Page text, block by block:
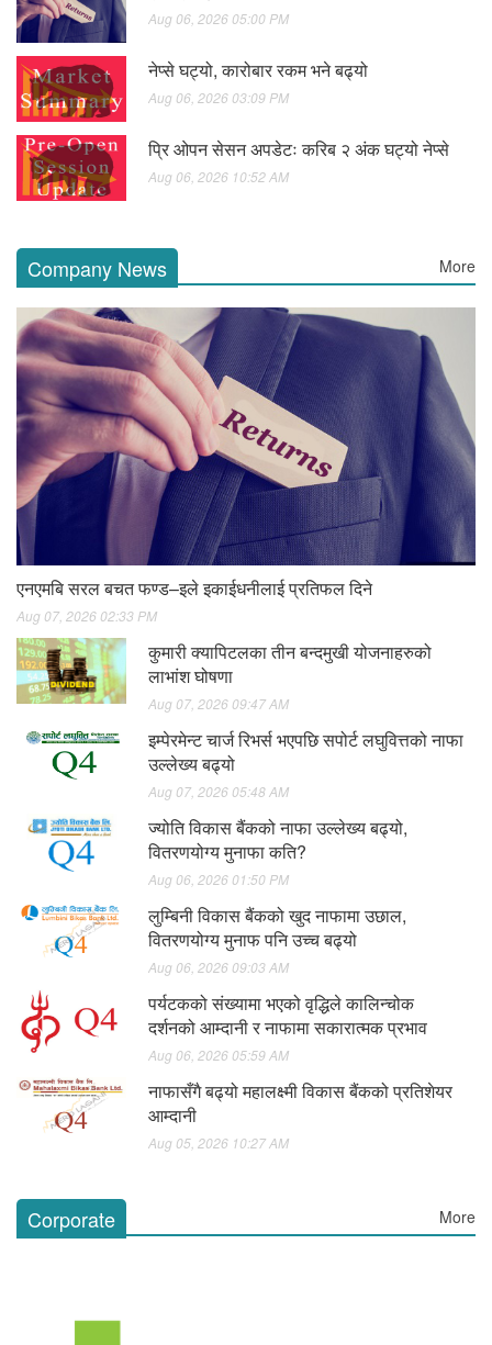
Aug 06, 2026 05:00 PM
नेप्से घट्यो, कारोबार रकम भने बढ्यो
Aug 06, 2026 03:09 PM
प्रि ओपन सेसन अपडेटः करिब २ अंक घट्यो नेप्से
Aug 06, 2026 10:52 AM
Company News More
एनएमबि सरल बचत फण्ड–इले इकाईधनीलाई प्रतिफल दिने
Aug 07, 2026 02:33 PM
कुमारी क्यापिटलका तीन बन्दमुखी योजनाहरुको
लाभांश घोषणा
Aug 07, 2026 09:47 AM
इम्पेरमेन्ट चार्ज रिभर्स भएपछि सपोर्ट लघुवित्तको नाफा
उल्लेख्य बढ्यो
Aug 07, 2026 05:48 AM
ज्योति विकास बैंकको नाफा उल्लेख्य बढ्यो,
वितरणयोग्य मुनाफा कति?
Aug 06, 2026 01:50 PM
लुम्बिनी विकास बैंकको खुद नाफामा उछाल,
वितरणयोग्य मुनाफ पनि उच्च बढ्यो
Aug 06, 2026 09:03 AM
पर्यटकको संख्यामा भएको वृद्धिले कालिन्चोक
दर्शनको आम्दानी र नाफामा सकारात्मक प्रभाव
Aug 06, 2026 05:59 AM
नाफासँगै बढ्यो महालक्ष्मी विकास बैंकको प्रतिशेयर
आम्दानी
Aug 05, 2026 10:27 AM
Corporate More